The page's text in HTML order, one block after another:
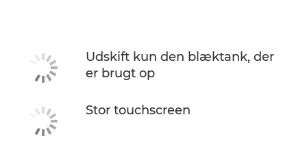
KØB BLÆK
Udskift kun den blæktank, der
er brugt op
Stor touchscreen